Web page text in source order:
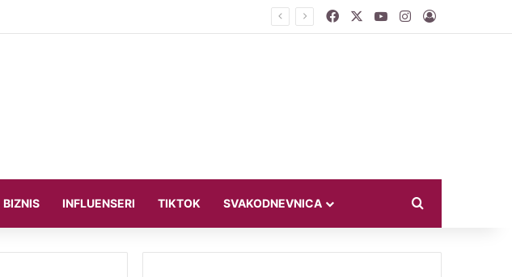
Leotom oduševila pozirajući u bikiniju FacebookYouTubeInstagram
Log In
BIZNIS INFLUENSERI TIKTOK SVAKODNEVNICA